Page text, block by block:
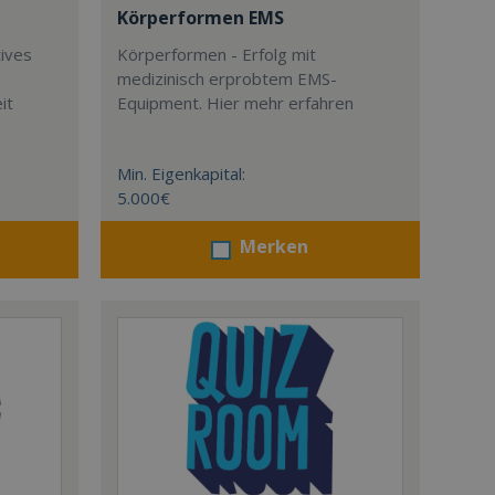
Körperformen EMS
Körperformen - Erfolg mit
medizinisch erprobtem EMS-
Equipment. Hier mehr erfahren
Min. Eigenkapital:
5.000€
Merken